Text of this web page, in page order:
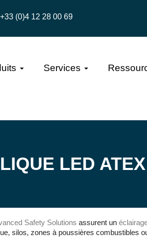
+33 (0)4 12 28 00 69
Services
LED ATEX
Safety Solutions assurent un
silos, zones à poussières combustibles